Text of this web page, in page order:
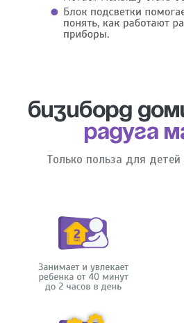
Бизиборд
Радуга
Только польза для